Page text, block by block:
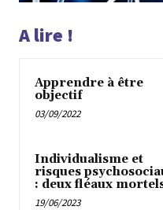
A lire !
Apprendre à être
objectif
03/09/2022
Individualisme et
risques
: deux fléaux
19/06/2023